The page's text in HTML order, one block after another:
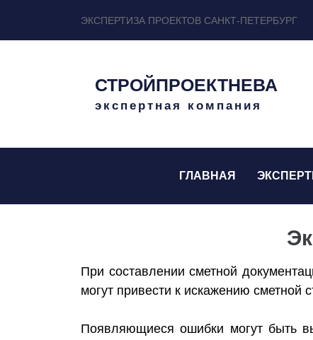
ЭКСПЕРТИЗА ПРОЕКТОВ САНКТ-ПЕТЕРБУРГ
СТРОЙПРОЕКТНЕВА
экспертная компания
ГЛАВНАЯ
При составлении сметной
могут привести к искажению
Появляющиеся ошибки могут быть